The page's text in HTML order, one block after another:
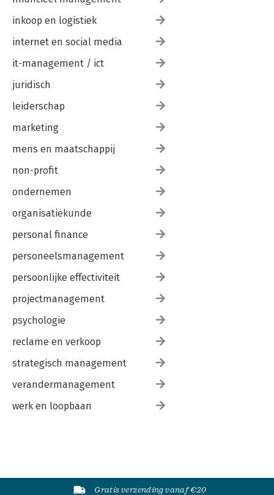
52. Risicotaxatie 983
53. De strafrechtelijke maatregel terbeschikkingstelling 1001
Over de auteurs 1025
Literatuur 1039
Jurisprudentieregister 1217
Trefwoordenregister 1275
inkoop en logistiek
internet en social media
it-management / ict
juridisch
leiderschap
marketing
mens en maatschappij
non-profit
ondernemen
organisatiekunde
personal finance
personeelsmanagement
persoonlijke effectiviteit
projectmanagement
psychologie
reclame en verkoop
strategisch management
verandermanagement
werk en loopbaan
Gratis verzending vanaf €20